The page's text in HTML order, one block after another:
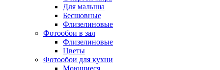
Для малыша
Бесшовные
Флизелиновые
Фотообои в зал
Флизелиновые
Цветы
Фотообои для кухни